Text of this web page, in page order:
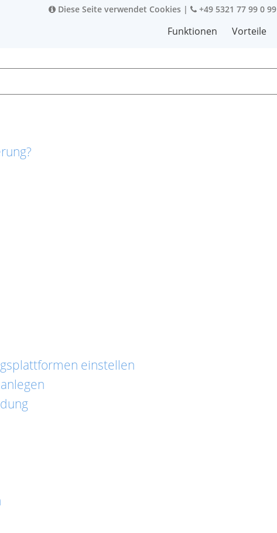
Diese Seite verwendet Cookies | +49 5321 77 99 0 99
Funktionen Vorteile
einstellen